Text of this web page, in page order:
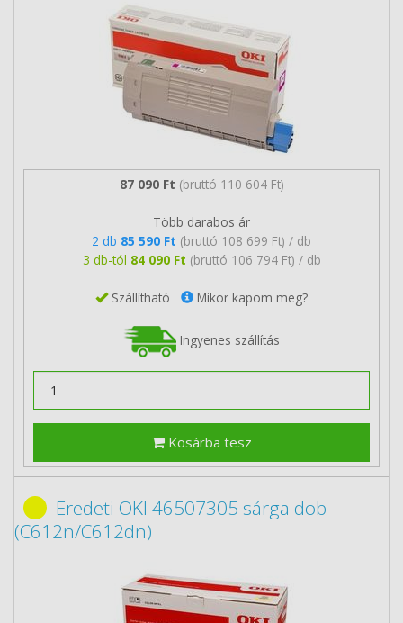
87 090 Ft (bruttó 110 604 Ft)
Több darabos ár
2 db 85 590 Ft (bruttó 108 699 Ft) / db
3 db-tól 84 090 Ft (bruttó 106 794 Ft) / db
Szállítható Mikor kapom meg?
Ingyenes szállítás
Kosárba tesz
Eredeti OKI 46507305 sárga dob
(C612n/C612dn)